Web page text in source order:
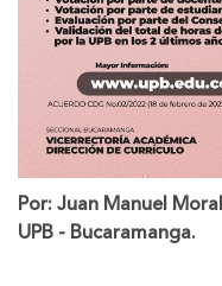
Por: Juan Manuel
UPB - Bucaramanga.